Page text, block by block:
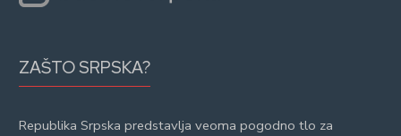
ZAŠTO SRPSKA?
Republika Srpska predstavlja veoma pogodno tlo za